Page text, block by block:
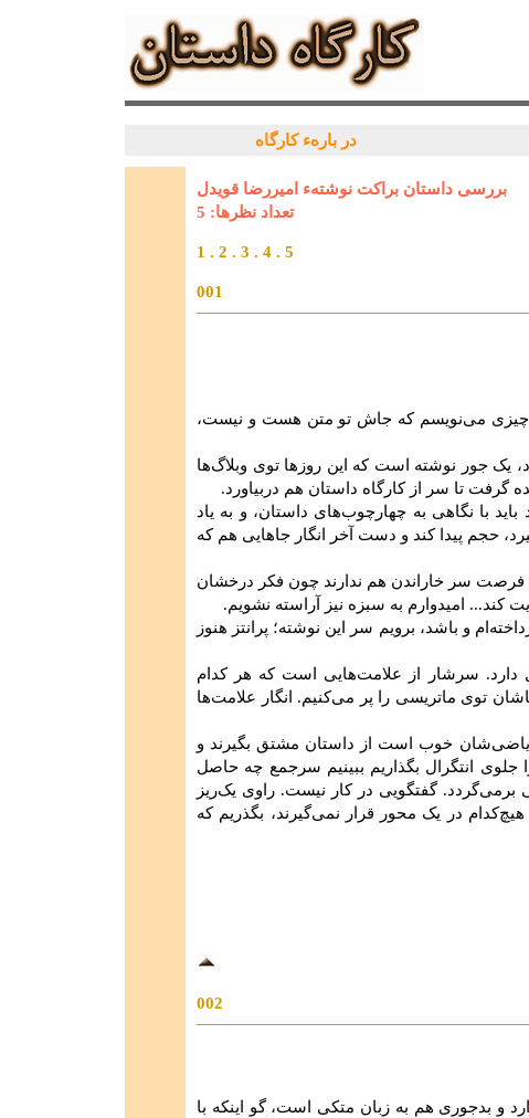
در بارهء کارگاه
بررسی داستان براکت نوشتهء امیررضا قویدل
تعداد نظرها: 5
5
.
4
.
3
.
2
.
1
001
چیزی می‌نویسم که جاش تو متن هست و نیست،
جور نوشته است که این روزها توی وبلاگ‌ها
تا سر از کارگاه داستان هم دربیاورد.
با نگاهی به چهارچوب‌های داستان، و به یاد
حجم پیدا کند و دست آخر انگار جاهایی هم که
سر خاراندن هم ندارند چون فکر درخشان
کند... امیدوارم به سبزه نیز آراسته نشویم.
و باشد، برویم سر این نوشته؛ پرانتز هنوز
دارد. سرشار از علامت‌هایی است که هر کدام
توی ماتریسی را پر می‌کنیم. انگار علامت‌ها
خوب است از داستان مشتق بگیرند و
انتگرال بگذاریم ببینیم سرجمع چه حاصل
گفتگویی در کار نیست. راوی یک‌ریز
در یک محور قرار نمی‌گیرند، بگذریم که
002
و بدجوری هم به زبان متکی است، گو اینکه با